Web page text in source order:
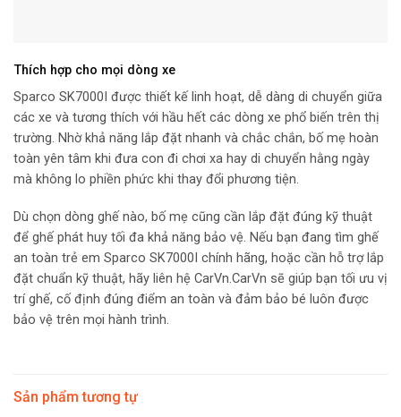
Thích hợp cho mọi dòng xe
Sparco SK7000I được thiết kế linh hoạt, dễ dàng di chuyển giữa
các xe và tương thích với hầu hết các dòng xe phổ biến trên thị
trường. Nhờ khả năng lắp đặt nhanh và chắc chắn, bố mẹ hoàn
toàn yên tâm khi đưa con đi chơi xa hay di chuyển hằng ngày
mà không lo phiền phức khi thay đổi phương tiện.
Dù chọn dòng ghế nào, bố mẹ cũng cần lắp đặt đúng kỹ thuật
để ghế phát huy tối đa khả năng bảo vệ. Nếu bạn đang tìm ghế
an toàn trẻ em Sparco SK7000I chính hãng, hoặc cần hỗ trợ lắp
đặt chuẩn kỹ thuật, hãy liên hệ CarVn.CarVn sẽ giúp bạn tối ưu vị
trí ghế, cố định đúng điểm an toàn và đảm bảo bé luôn được
bảo vệ trên mọi hành trình.
Sản phẩm tương tự